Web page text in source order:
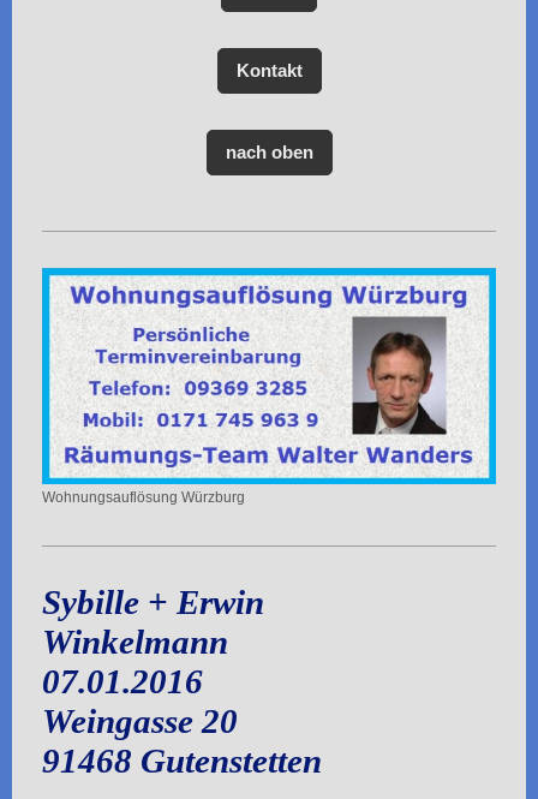
Kontakt
nach oben
Wohnungsauflösung Würzburg
Sybille + Erwin
Winkelmann
07.01.2016
Weingasse 20
91468 Gutenstetten